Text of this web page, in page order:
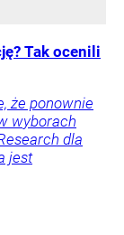
Tak ocenili
że ponownie
wyborach
dla
jest